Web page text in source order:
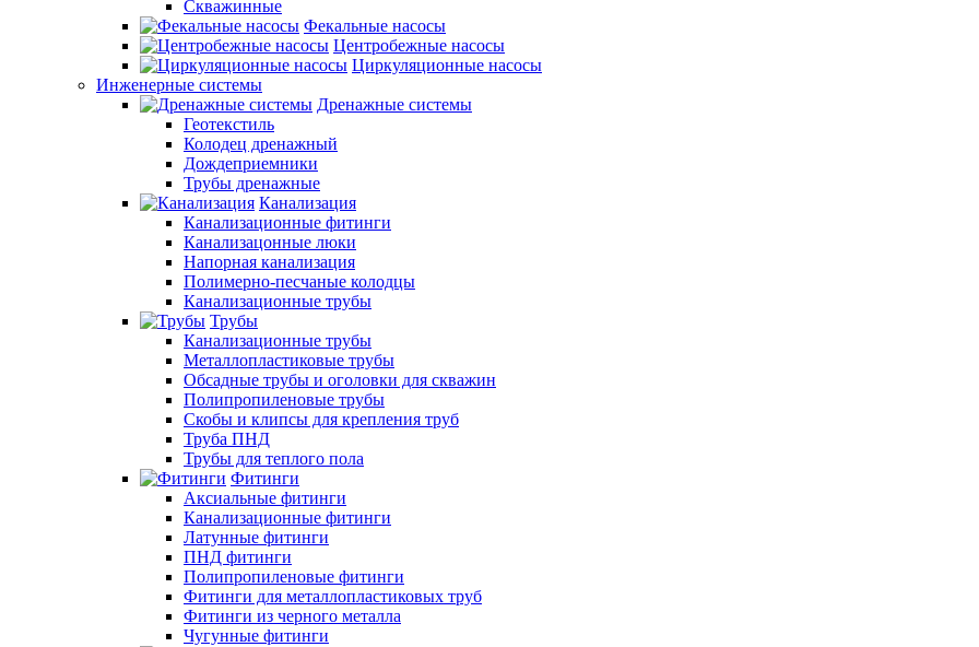
Скважинные
Фекальные насосы
Центробежные насосы
Циркуляционные насосы
Инженерные системы
Дренажные системы
Геотекстиль
Колодец дренажный
Дождеприемники
Трубы дренажные
Канализация
Канализационные фитинги
Канализацонные люки
Напорная канализация
Полимерно-песчаные колодцы
Канализационные трубы
Трубы
Канализационные трубы
Металлопластиковые трубы
Обсадные трубы и оголовки для скважин
Полипропиленовые трубы
Скобы и клипсы для крепления труб
Труба ПНД
Трубы для теплого пола
Фитинги
Аксиальные фитинги
Канализационные фитинги
Латунные фитинги
ПНД фитинги
Полипропиленовые фитинги
Фитинги для металлопластиковых труб
Фитинги из черного металла
Чугунные фитинги